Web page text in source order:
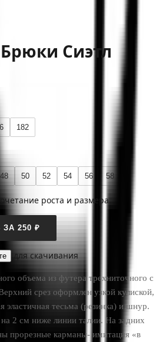
Сиэтл
182
48 50 52 54 56 58
роста и размера.
250 ₽
для скачивания
объема из футера трехниточного с
срез оформлен узкой кулиской,
эластичная тесьма (резинка) и шнур.
2 см ниже линии талии. На задних
прорезные карманы- имитация «в